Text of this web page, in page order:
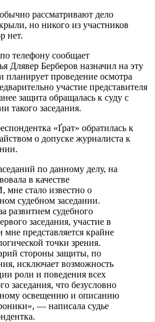
рассматривают дело
но никого из участников
нет.
телефону сообщает
Длявер Берберов назначил на эту
планирует проведение осмотра
участие представителя
защита обращалась к суду с
такого заседания.
«Ґрат» обратилась к
о допуске журналиста к
по данному делу, на
в качестве
мне стало известно о
судебном заседании.
развитием судебного
заседания, участие в
мне представляется крайне
точки зрения.
стороны защиты, по
исключает возможность
роли и поведения всех
заседания, что безусловно
освещению и описанию
— написала судье